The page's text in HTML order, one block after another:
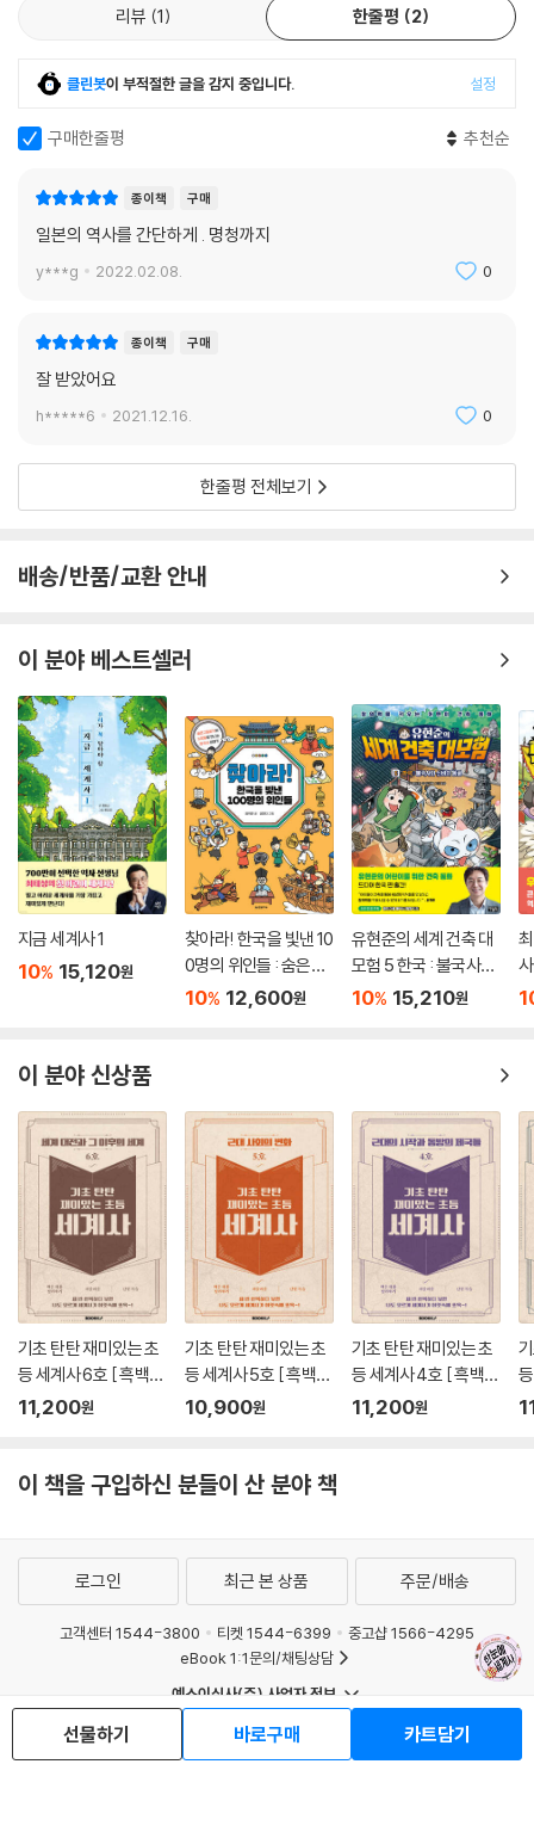
리뷰 1 한줄평 2
클린봇이 부적절한 글을 감지 중입니다. 설정
구매한줄평 추천순
종이책 구매
일본의 역사를 간단하게 . 명청까지
y***g 2022.02.08. 0
종이책 구매
잘 받았어요
h*****6 2021.12.16. 0
한줄평 전체보기
배송/반품/교환 안내
이 분야 베스트셀러
지금 세계사 1
10% 15,120원
찾아라! 한국을 빛낸 10
0명의 위인들 : 숨은그
림찾기와 노랫말로 만
10% 12,600원
유현준의 세계 건축 대
모험 5 한국 : 불국사와
신비의 동굴
10% 15,210원
이 분야 신상품
기초 탄탄 재미있는 초
등 세계사 6호 [ 흑백판
]
11,200원
기초 탄탄 재미있는 초
등 세계사 5호 [ 흑백판
]
10,900원
기초 탄탄 재미있는 초
등 세계사 4호 [ 흑백판
]
11,200원
]
이 책을 구입하신 분들이 산 분야 책
선물하기 바로구매 카트담기
로그인 최근 본 상품 주문/배송
고객센터 1544-3800 티켓 1544-6399
중고샵 1566-4295
eBook 1:1문의/채팅상담
예스이십사(주) 사업자 정보
이용약관
개인정보처리방침
청소년보호정책
PC버전
거래처관계자께